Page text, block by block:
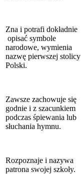
Zna i potrafi dokładnie
opisać symbole
narodowe, wymienia
nazwę pierwszej stolicy
Polski.
Zawsze zachowuje się
godnie i z szacunkiem
podczas śpiewania lub
słuchania hymnu.
Rozpoznaje i nazywa
patrona swojej szkoły.